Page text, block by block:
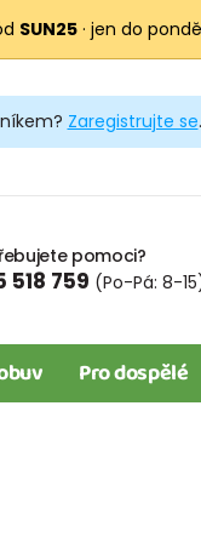
SUN25 · jen do
Zaregistrujte se.
pomoci?
518 759 (Po-Pá: 8-
Pro dospělé